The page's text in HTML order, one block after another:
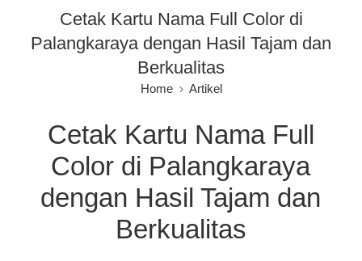
Cetak Kartu Nama Full Color di
Palangkaraya dengan Hasil Tajam dan
Berkualitas
Home Artikel
Cetak Kartu Nama Full
Color di Palangkaraya
dengan Hasil Tajam dan
Berkualitas